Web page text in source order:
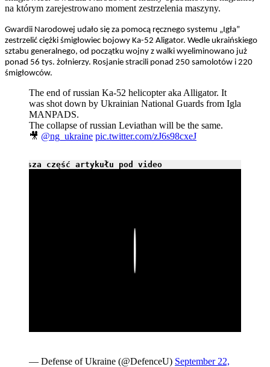
na którym zarejestrowano moment zestrzelenia maszyny.
Gwardii Narodowej udało się za pomocą ręcznego systemu „Igła”
zestrzelić ciężki śmigłowiec bojowy Ka-52 Aligator. Wedle ukraińskiego
sztabu generalnego, od początku wojny z walki wyeliminowano już
ponad 56 tys. żołnierzy. Rosjanie stracili ponad 250 samolotów i 220
śmigłowców.
The end of russian Ka-52 helicopter aka Alligator. It
was shot down by Ukrainian National Guards from Igla
MANPADS.
The collapse of russian Leviathan will be the same.
🎥 @ng_ukraine pic.twitter.com/zJ6s98cxeJ
Dalsza część artykułu pod video
— Defense of Ukraine (@DefenceU) September 22,